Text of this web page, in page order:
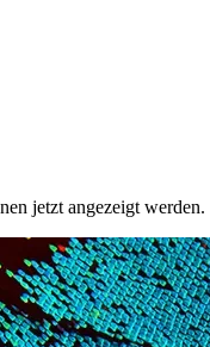
jetzt angezeigt werden.